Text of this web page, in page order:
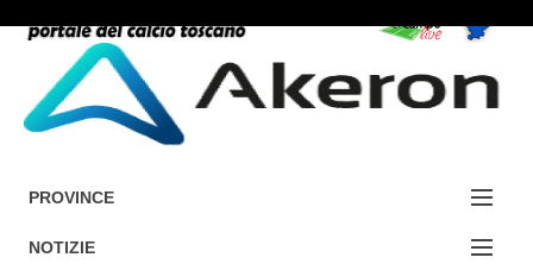
Accedi / Registrati
PROVINCE
EDIZIONE:
NOTIZIE